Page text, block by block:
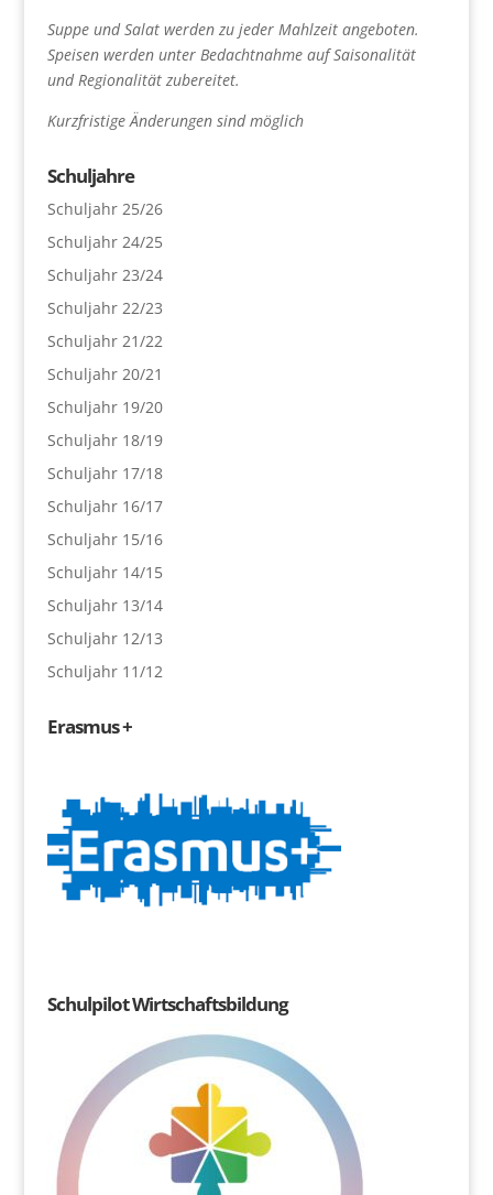
Suppe und Salat werden zu jeder Mahlzeit angeboten.
Speisen werden unter Bedachtnahme auf Saisonalität
und Regionalität zubereitet.
Kurzfristige Änderungen sind möglich
Schuljahre
Schuljahr 25/26
Schuljahr 24/25
Schuljahr 23/24
Schuljahr 22/23
Schuljahr 21/22
Schuljahr 20/21
Schuljahr 19/20
Schuljahr 18/19
Schuljahr 17/18
Schuljahr 16/17
Schuljahr 15/16
Schuljahr 14/15
Schuljahr 13/14
Schuljahr 12/13
Schuljahr 11/12
Erasmus +
Schulpilot Wirtschaftsbildung